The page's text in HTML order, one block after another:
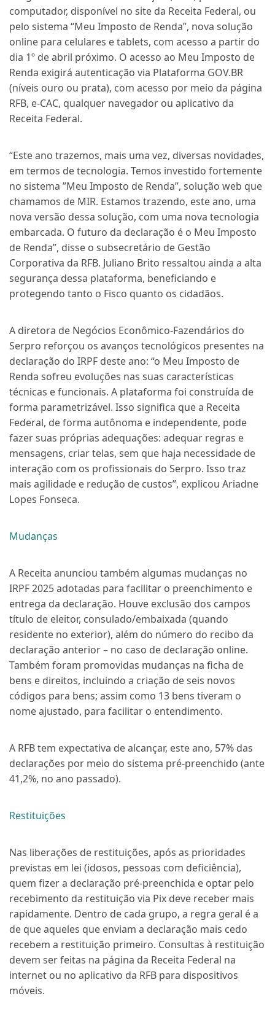
computador, disponível no site da Receita Federal, ou
pelo sistema “Meu Imposto de Renda”, nova solução
online para celulares e tablets, com acesso a partir do
dia 1º de abril próximo. O acesso ao Meu Imposto de
Renda exigirá autenticação via Plataforma GOV.BR
(níveis ouro ou prata), com acesso por meio da página
RFB, e-CAC, qualquer navegador ou aplicativo da
Receita Federal.
“Este ano trazemos, mais uma vez, diversas novidades,
em termos de tecnologia. Temos investido fortemente
no sistema ”Meu Imposto de Renda”, solução web que
chamamos de MIR. Estamos trazendo, este ano, uma
nova versão dessa solução, com uma nova tecnologia
embarcada. O futuro da declaração é o Meu Imposto
de Renda”, disse o subsecretário de Gestão
Corporativa da RFB. Juliano Brito ressaltou ainda a alta
segurança dessa plataforma, beneficiando e
protegendo tanto o Fisco quanto os cidadãos.
A diretora de Negócios Econômico-Fazendários do
Serpro reforçou os avanços tecnológicos presentes na
declaração do IRPF deste ano: “o Meu Imposto de
Renda sofreu evoluções nas suas características
técnicas e funcionais. A plataforma foi construída de
forma parametrizável. Isso significa que a Receita
Federal, de forma autônoma e independente, pode
fazer suas próprias adequações: adequar regras e
mensagens, criar telas, sem que haja necessidade de
interação com os profissionais do Serpro. Isso traz
mais agilidade e redução de custos”, explicou Ariadne
Lopes Fonseca.
Mudanças
A Receita anunciou também algumas mudanças no
IRPF 2025 adotadas para facilitar o preenchimento e
entrega da declaração. Houve exclusão dos campos
título de eleitor, consulado/embaixada (quando
residente no exterior), além do número do recibo da
declaração anterior – no caso de declaração online.
Também foram promovidas mudanças na ficha de
bens e direitos, incluindo a criação de seis novos
códigos para bens; assim como 13 bens tiveram o
nome ajustado, para facilitar o entendimento.
A RFB tem expectativa de alcançar, este ano, 57% das
declarações por meio do sistema pré-preenchido (ante
41,2%, no ano passado).
Restituições
Nas liberações de restituições, após as prioridades
previstas em lei (idosos, pessoas com deficiência),
quem fizer a declaração pré-preenchida e optar pelo
recebimento da restituição via Pix deve receber mais
rapidamente. Dentro de cada grupo, a regra geral é a
de que aqueles que enviam a declaração mais cedo
recebem a restituição primeiro. Consultas à restituição
devem ser feitas na página da Receita Federal na
internet ou no aplicativo da RFB para dispositivos
móveis.